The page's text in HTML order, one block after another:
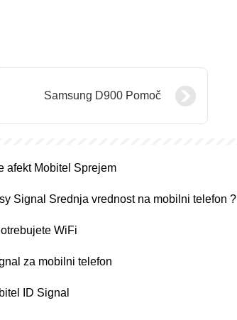
Samsung D900 Pomoč
afekt Mobitel Sprejem
Signal Srednja vrednost na mobilni telefon ?
WiFi
za mobilni telefon
ID Signal